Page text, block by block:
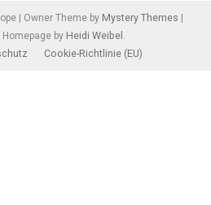
Owner Theme by Mystery Themes
by Heidi Weibel .
Cookie-Richtlinie (EU)